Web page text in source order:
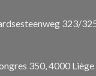
323/
350, 4000 Liège